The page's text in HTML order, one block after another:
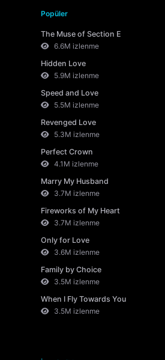
Popüler
The Muse of Section E
6.6M izlenme
Hidden Love
5.9M izlenme
Speed and Love
5.5M izlenme
Revenged Love
5.3M izlenme
Perfect Crown
4.1M izlenme
Marry My Husband
3.7M izlenme
Fireworks of My Heart
3.7M izlenme
Only for Love
3.6M izlenme
Family by Choice
3.5M izlenme
When I Fly Towards You
3.5M izlenme